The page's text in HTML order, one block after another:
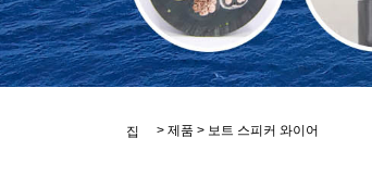
집 > 제품 > 보트 스피커 와이어